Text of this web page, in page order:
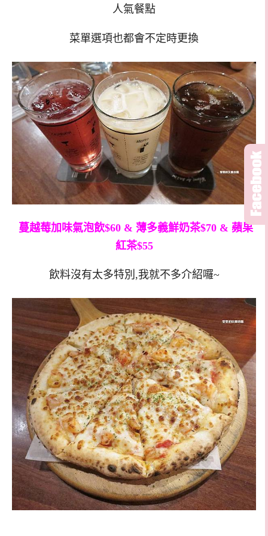
人氣餐點
菜單選項也都會不定時更換
蔓越莓加味氣泡飲$60 & 薄多義鮮奶茶$70 & 蘋果
紅茶$55
飲料沒有太多特別,我就不多介紹囉~